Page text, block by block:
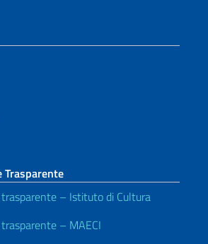
– Istituto di Cultura
– MAECI